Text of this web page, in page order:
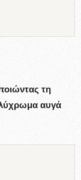
τη
αυγά